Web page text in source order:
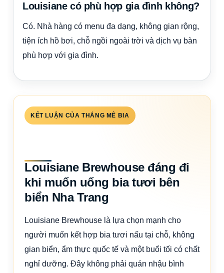
Louisiane có phù hợp gia đình không?
Có. Nhà hàng có menu đa dạng, không gian rộng,
tiện ích hồ bơi, chỗ ngồi ngoài trời và dịch vụ bàn
phù hợp với gia đình.
KẾT LUẬN CỦA THẮNG MÊ BIA
Louisiane Brewhouse đáng đi
khi muốn uống bia tươi bên
biển Nha Trang
Louisiane Brewhouse là lựa chọn mạnh cho
người muốn kết hợp bia tươi nấu tại chỗ, không
gian biển, ẩm thực quốc tế và một buổi tối có chất
nghỉ dưỡng. Đây không phải quán nhậu bình